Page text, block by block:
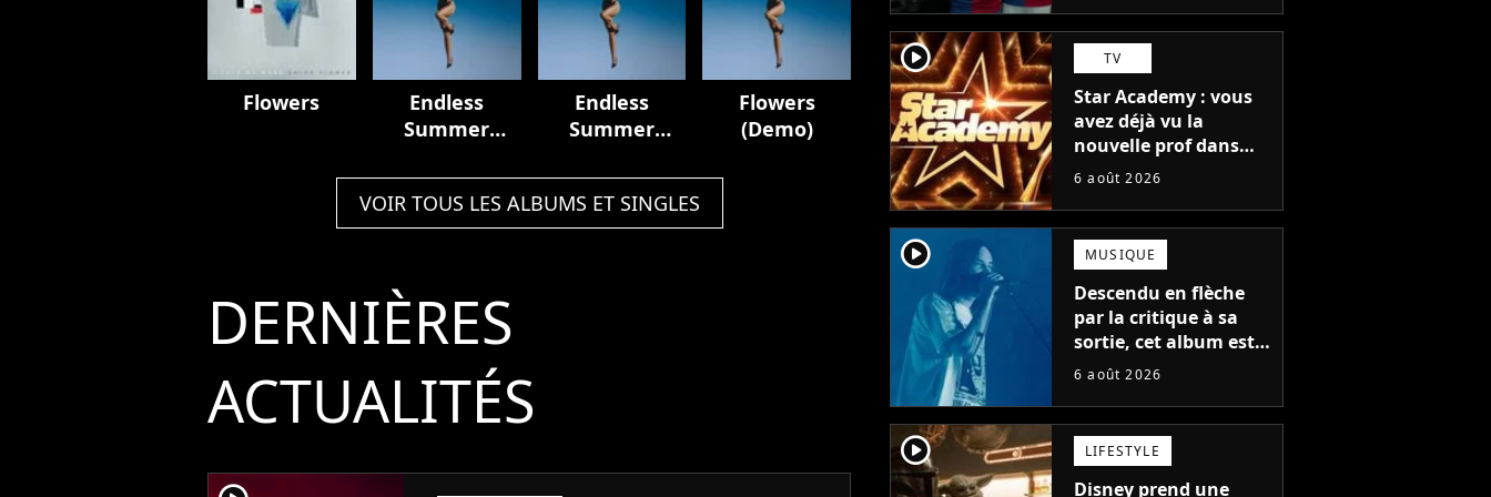
Flowers
Endless
Summer
Endless
Summer
Flowers
(Demo)
VOIR TOUS LES ALBUMS ET SINGLES
DERNIÈRES
ACTUALITÉS
player2 TV
Star Academy : vous
avez déjà vu la
nouvelle prof dans
The Voice et aux
6 août 2026
player2 MUSIQUE
Descendu en flèche
par la critique à sa
sortie, cet album est
en train de devenir le
auteur
6 août 2026
player2 LIFESTYLE
Disney prend une